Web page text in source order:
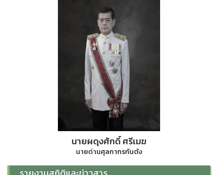
นายผดุงศักดิ์ ศรีเมฆ
นายด่านศุลกากรกันตัง